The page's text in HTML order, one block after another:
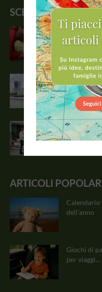
SCELTO DALLA
Guest
viaggio
Cosa
non
Musei per
ARTICOLI
Calendario
dell’anno
Giochi di
per viaggi...